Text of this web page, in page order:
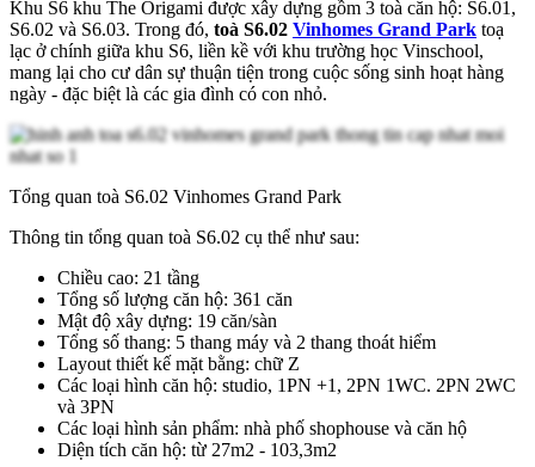
Khu S6 khu The Origami được xây dựng gồm 3 toà căn hộ: S6.01,
S6.02 và S6.03. Trong đó, toà S6.02 Vinhomes Grand Park toạ
lạc ở chính giữa khu S6, liền kề với khu trường học Vinschool,
mang lại cho cư dân sự thuận tiện trong cuộc sống sinh hoạt hàng
ngày - đặc biệt là các gia đình có con nhỏ.
Tổng quan toà S6.02 Vinhomes Grand Park
Thông tin tổng quan toà S6.02 cụ thể như sau:
Chiều cao: 21 tầng
Tổng số lượng căn hộ: 361 căn
Mật độ xây dựng: 19 căn/sàn
Tổng số thang: 5 thang máy và 2 thang thoát hiểm
Layout thiết kế mặt bằng: chữ Z
Các loại hình căn hộ: studio, 1PN +1, 2PN 1WC. 2PN 2WC
và 3PN
Các loại hình sản phẩm: nhà phố shophouse và căn hộ
Diện tích căn hộ: từ 27m2 - 103,3m2